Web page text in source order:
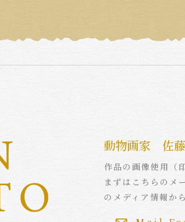
動物画家 佐
作品の画像使用（
まずはこちらのメ
のメディア情報か